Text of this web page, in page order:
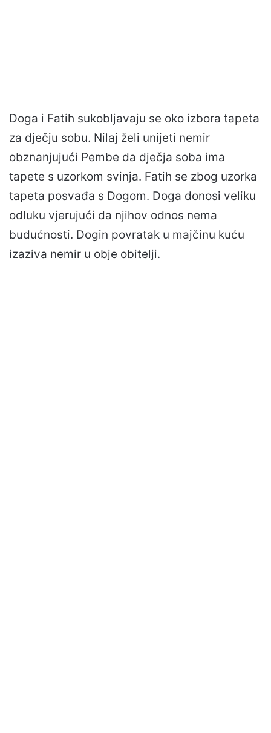
Doga i Fatih sukobljavaju se oko izbora tapeta
za dječju sobu. Nilaj želi unijeti nemir
obznanjujući Pembe da dječja soba ima
tapete s uzorkom svinja. Fatih se zbog uzorka
tapeta posvađa s Dogom. Doga donosi veliku
odluku vjerujući da njihov odnos nema
budućnosti. Dogin povratak u majčinu kuću
izaziva nemir u obje obitelji.